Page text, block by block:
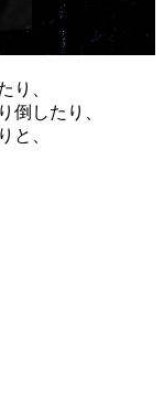
り、
倒したり、
と、